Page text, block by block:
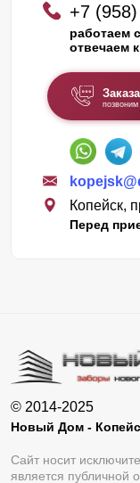
+7
работаем
отвечаем
Копейск,
Перед
© 2014-2025
Новый Дом -
Сайт носит
является